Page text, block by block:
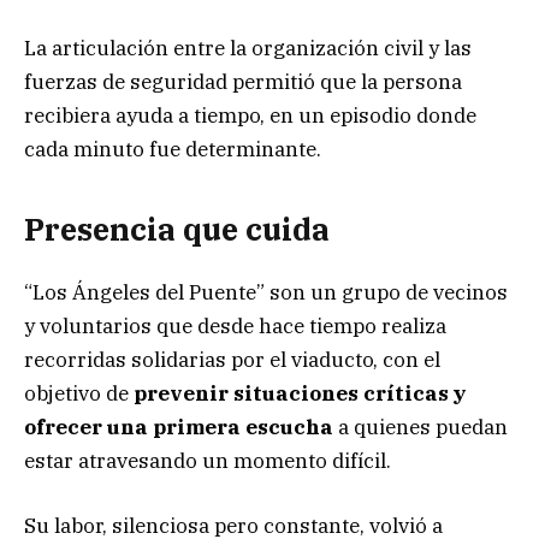
La articulación entre la organización civil y las
fuerzas de seguridad permitió que la persona
recibiera ayuda a tiempo, en un episodio donde
cada minuto fue determinante.
Presencia que cuida
“Los Ángeles del Puente” son un grupo de vecinos
y voluntarios que desde hace tiempo realiza
recorridas solidarias por el viaducto, con el
objetivo de prevenir situaciones críticas y
ofrecer una primera escucha a quienes puedan
estar atravesando un momento difícil.
Su labor, silenciosa pero constante, volvió a